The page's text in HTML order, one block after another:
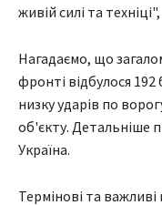
живій силі та
Нагадаємо, що
фронті відбулося
низку ударів по
об'єкту. Детальніше
Україна.
Термінові та важливі